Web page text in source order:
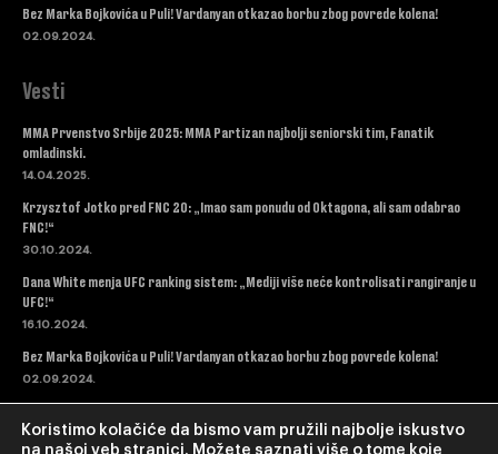
Bez Marka Bojkovića u Puli! Vardanyan otkazao borbu zbog povrede kolena!
02.09.2024.
Vesti
MMA Prvenstvo Srbije 2025: MMA Partizan najbolji seniorski tim, Fanatik
omladinski.
14.04.2025.
Krzysztof Jotko pred FNC 20: „Imao sam ponudu od Oktagona, ali sam odabrao
FNC!“
30.10.2024.
Dana White menja UFC ranking sistem: „Mediji više neće kontrolisati rangiranje u
UFC!“
16.10.2024.
Bez Marka Bojkovića u Puli! Vardanyan otkazao borbu zbog povrede kolena!
02.09.2024.
Koristimo kolačiće da bismo vam pružili najbolje iskustvo
na našoj veb stranici. Možete saznati više o tome koje